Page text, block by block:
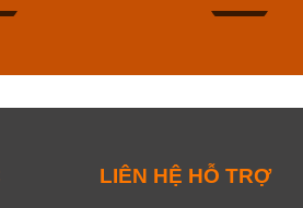
LIÊN HỆ HỖ TRỢ